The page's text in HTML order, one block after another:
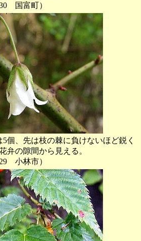
国富町）
個、先は枝の棘に負けないほど鋭く
弁の隙間から見える。
小林市）